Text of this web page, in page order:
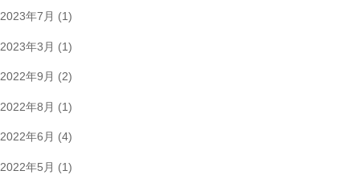
2023年7月 (1)
2023年3月 (1)
2022年9月 (2)
2022年8月 (1)
2022年6月 (4)
2022年5月 (1)